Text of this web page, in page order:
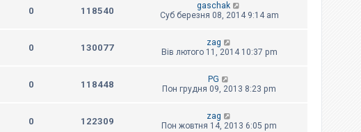
0 118540
gaschak
Суб березня 08, 2014 9:14 am
0 130077
zag
Вів лютого 11, 2014 10:37 pm
0 118448
PG
Пон грудня 09, 2013 8:23 pm
0 122309
zag
Пон жовтня 14, 2013 6:05 pm